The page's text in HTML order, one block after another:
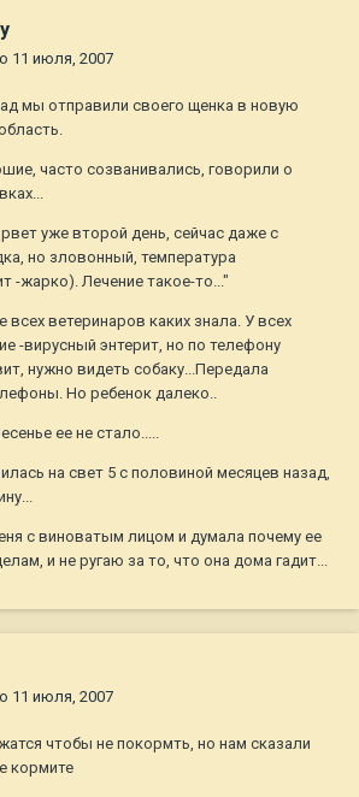
11 июля, 2007
мы отправили своего щенка в новую
часто созванивались, говорили о
уже второй день, сейчас даже с
но зловонный, температура
-жарко). Лечение такое-то..."
всех ветеринаров каких знала. У всех
-вирусный энтерит, но по телефону
нужно видеть собаку...Передала
Но ребенок далеко..
ее не стало.....
на свет 5 с половиной месяцев назад,
с виноватым лицом и думала почему ее
и не ругаю за то, что она дома гадит...
11 июля, 2007
чтобы не покормть, но нам сказали
кормите